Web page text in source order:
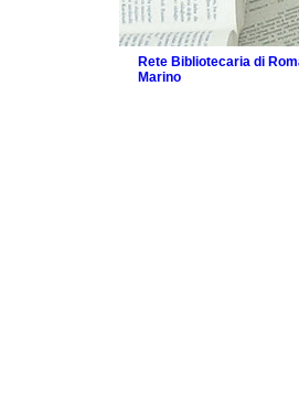
Rete Bibliotecaria di
Marino